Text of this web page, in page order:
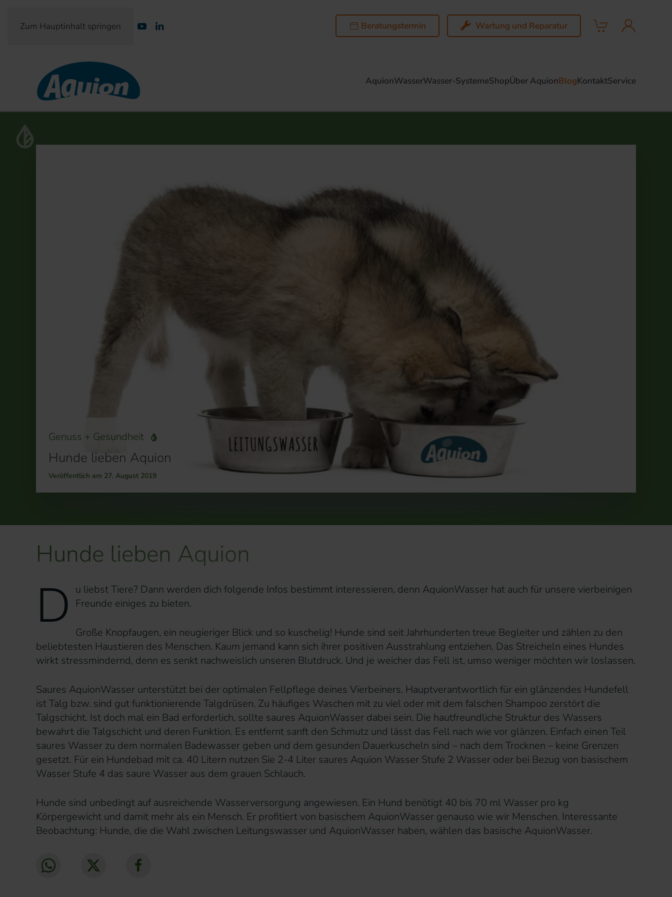
Zum Hauptinhalt springen
Partner-Login Beratungstermin Wartung und Reparatur
AquionWasserWasser-SystemeShopÜber AquionBlogKontaktService
Genuss + Gesundheit
Hunde lieben Aquion
Veröffentlich am 27. August 2019
Hunde lieben Aquion
D u liebst Tiere? Dann werden dich folgende Infos bestimmt interessieren, denn AquionWasser hat auch für unsere vierbeinigen
Freunde einiges zu bieten.
Große Knopfaugen, ein neugieriger Blick und so kuschelig! Hunde sind seit Jahrhunderten treue Begleiter und zählen zu den
beliebtesten Haustieren des Menschen. Kaum jemand kann sich ihrer positiven Ausstrahlung entziehen. Das Streicheln eines Hundes
wirkt stressmindernd, denn es senkt nachweislich unseren Blutdruck. Und je weicher das Fell ist, umso weniger möchten wir loslassen.
Saures AquionWasser unterstützt bei der optimalen Fellpflege deines Vierbeiners. Hauptverantwortlich für ein glänzendes Hundefell
ist Talg bzw. sind gut funktionierende Talgdrüsen. Zu häufiges Waschen mit zu viel oder mit dem falschen Shampoo zerstört die
Talgschicht. Ist doch mal ein Bad erforderlich, sollte saures AquionWasser dabei sein. Die hautfreundliche Struktur des Wassers
bewahrt die Talgschicht und deren Funktion. Es entfernt sanft den Schmutz und lässt das Fell nach wie vor glänzen. Einfach einen Teil
saures Wasser zu dem normalen Badewasser geben und dem gesunden Dauerkuscheln sind – nach dem Trocknen – keine Grenzen
gesetzt. Für ein Hundebad mit ca. 40 Litern nutzen Sie 2-4 Liter saures Aquion Wasser Stufe 2 Wasser oder bei Bezug von basischem
Wasser Stufe 4 das saure Wasser aus dem grauen Schlauch.
Hunde sind unbedingt auf ausreichende Wasserversorgung angewiesen. Ein Hund benötigt 40 bis 70 ml Wasser pro kg
Körpergewicht und damit mehr als ein Mensch. Er profitiert von basischem AquionWasser genauso wie wir Menschen. Interessante
Beobachtung: Hunde, die die Wahl zwischen Leitungswasser und AquionWasser haben, wählen das basische AquionWasser.